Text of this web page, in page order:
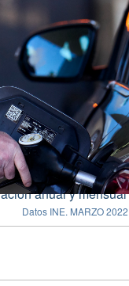
(INE)ha
trata de la tasa más
Precios de
mantenido al mismo
forma, encadena
sitúa 2,2 puntos por